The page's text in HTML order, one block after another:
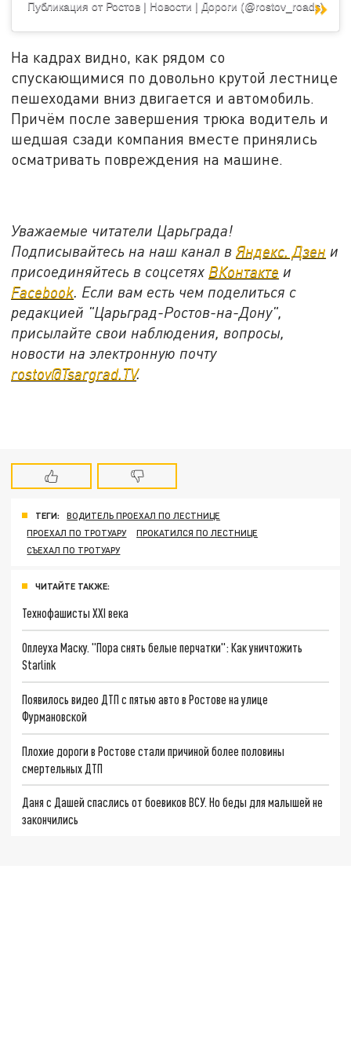
Публикация от Ростов | Новости | Дороги (@rostov_roads)
На кадрах видно, как рядом со
спускающимися по довольно крутой лестнице
пешеходами вниз двигается и автомобиль.
Причём после завершения трюка водитель и
шедшая сзади компания вместе принялись
осматривать повреждения на машине.
Уважаемые читатели Царьграда!
Подписывайтесь на наш канал вЯндекс. Дзен и
присоединяйтесь в соцсетях ВКонтакте и
Facebook. Если вам есть чем поделиться с
редакцией "Царьград-Ростов-на-Дону",
присылайте свои наблюдения, вопросы,
новости на электронную почту
rostov@Tsargrad.TV.
ТЕГИ:
ВОДИТЕЛЬ ПРОЕХАЛ ПО ЛЕСТНИЦЕ
ПРОЕХАЛ ПО ТРОТУАРУ
ПРОКАТИЛСЯ ПО ЛЕСТНИЦЕ
СЪЕХАЛ ПО ТРОТУАРУ
ЧИТАЙТЕ ТАКЖЕ:
Технофашисты XXI века
Оплеуха Маску. "Пора снять белые перчатки": Как уничтожить
Starlink
Появилось видео ДТП с пятью авто в Ростове на улице
Фурмановской
Плохие дороги в Ростове стали причиной более половины
смертельных ДТП
Даня с Дашей спаслись от боевиков ВСУ. Но беды для малышей не
закончились